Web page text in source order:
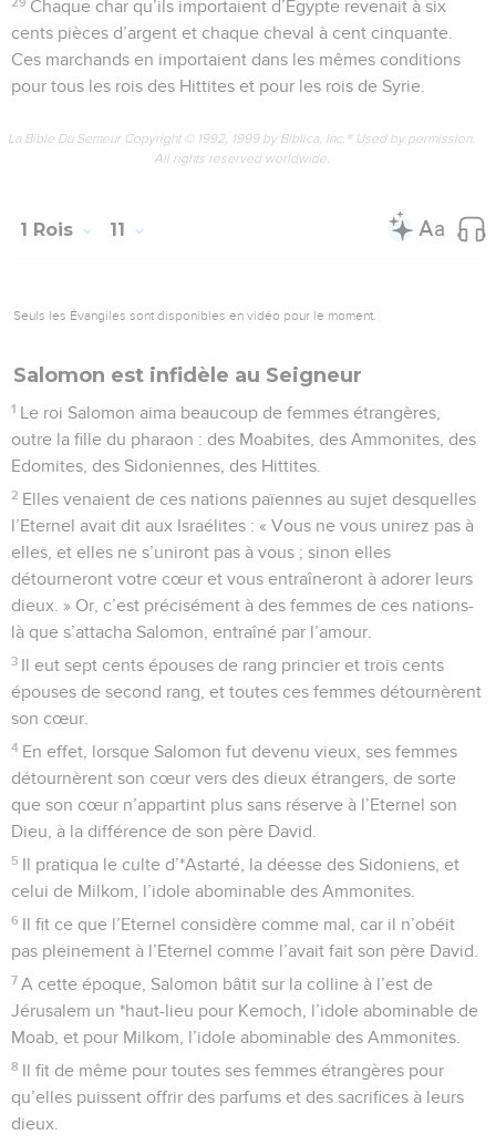
Chaque char qu’ils importaient d’Egypte revenait à six
cents pièces d’argent et chaque cheval à cent cinquante.
Ces marchands en importaient dans les mêmes conditions
pour tous les rois des Hittites et pour les rois de Syrie.
La Bible Du Semeur Copyright © 1992, 1999 by Biblica, Inc.® Used by permission.
All rights reserved worldwide.
1 Rois 11
Seuls les Évangiles sont disponibles en vidéo pour le moment.
Salomon est infidèle au Seigneur
1 Le roi Salomon aima beaucoup de femmes étrangères,
outre la fille du pharaon : des Moabites, des Ammonites, des
Edomites, des Sidoniennes, des Hittites.
2 Elles venaient de ces nations païennes au sujet desquelles
l’Eternel avait dit aux Israélites : « Vous ne vous unirez pas à
elles, et elles ne s’uniront pas à vous ; sinon elles
détourneront votre cœur et vous entraîneront à adorer leurs
dieux. » Or, c’est précisément à des femmes de ces nations-
là que s’attacha Salomon, entraîné par l’amour.
3 Il eut sept cents épouses de rang princier et trois cents
épouses de second rang, et toutes ces femmes détournèrent
son cœur.
4 En effet, lorsque Salomon fut devenu vieux, ses femmes
détournèrent son cœur vers des dieux étrangers, de sorte
que son cœur n’appartint plus sans réserve à l’Eternel son
Dieu, à la différence de son père David.
5 Il pratiqua le culte d’*Astarté, la déesse des Sidoniens, et
celui de Milkom, l’idole abominable des Ammonites.
6 Il fit ce que l’Eternel considère comme mal, car il n’obéit
pas pleinement à l’Eternel comme l’avait fait son père David.
7 A cette époque, Salomon bâtit sur la colline à l’est de
Jérusalem un *haut-lieu pour Kemoch, l’idole abominable de
Moab, et pour Milkom, l’idole abominable des Ammonites.
8 Il fit de même pour toutes ses femmes étrangères pour
qu’elles puissent offrir des parfums et des sacrifices à leurs
dieux.